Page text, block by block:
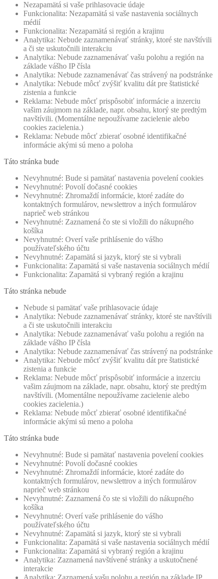
Nezapamätá si vaše prihlasovacie údaje
Funkcionalita: Nezapamätá si vaše nastavenia sociálnych
médií
Funkcionalita: Nezapamätá si región a krajinu
Analytika: Nebude zaznamenávať stránky, ktoré ste navštívili
a či ste uskutočnili interakciu
Analytika: Nebude zaznamenávať vašu polohu a región na
základe vášho IP čísla
Analytika: Nebude zaznamenávať čas strávený na podstránke
Analytika: Nebude môcť zvýšiť kvalitu dát pre štatistické
zistenia a funkcie
Reklama: Nebude môcť prispôsobiť informácie a inzerciu
vašim záujmom na základe, napr. obsahu, ktorý ste predtým
navštívili. (Momentálne nepoužívame zacielenie alebo
cookies zacielenia.)
Reklama: Nebude môcť zbierať osobné identifikačné
informácie akými sú meno a poloha
Táto stránka bude
Nevyhnutné: Bude si pamätať nastavenia povelení cookies
Nevyhnutné: Povolí dočasné cookies
Nevyhnutné: Zhromaždí informácie, ktoré zadáte do
kontaktných formulárov, newslettrov a iných formulárov
naprieč web stránkou
Nevyhnutné: Zaznamená čo ste si vložili do nákupného
košíka
Nevyhnutné: Overí vaše prihlásenie do vášho
používateľského účtu
Nevyhnutné: Zapamätá si jazyk, ktorý ste si vybrali
Funkcionalita: Zapamätá si vaše nastavenia sociálnych médií
Funkcionalita: Zapamätá si vybraný región a krajinu
Táto stránka nebude
Nebude si pamätať vaše prihlasovacie údaje
Analytika: Nebude zaznamenávať stránky, ktoré ste navštívili
a či ste uskutočnili interakciu
Analytika: Nebude zaznamenávať vašu polohu a región na
základe vášho IP čísla
Analytika: Nebude zaznamenávať čas strávený na podstránke
Analytika: Nebude môcť zvýšiť kvalitu dát pre štatistické
zistenia a funkcie
Reklama: Nebude môcť prispôsobiť informácie a inzerciu
vašim záujmom na základe, napr. obsahu, ktorý ste predtým
navštívili. (Momentálne nepoužívame zacielenie alebo
cookies zacielenia.)
Reklama: Nebude môcť zbierať osobné identifikačné
informácie akými sú meno a poloha
Táto stránka bude
Nevyhnutné: Bude si pamätať nastavenia povelení cookies
Nevyhnutné: Povolí dočasné cookies
Nevyhnutné: Zhromaždí informácie, ktoré zadáte do
kontaktných formulárov, newslettrov a iných formulárov
naprieč web stránkou
Nevyhnutné: Zaznamená čo ste si vložili do nákupného
košíka
Nevyhnutné: Overí vaše prihlásenie do vášho
používateľského účtu
Nevyhnutné: Zapamätá si jazyk, ktorý ste si vybrali
Funkcionalita: Zapamätá si vaše nastavenia sociálnych médií
Funkcionalita: Zapamätá si vybraný región a krajinu
Analytika: Zaznamená navštívené stránky a uskutočnené
interakcie